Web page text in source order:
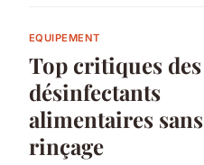
EQUIPEMENT
Top critiques des
désinfectants
alimentaires sans
rinçage